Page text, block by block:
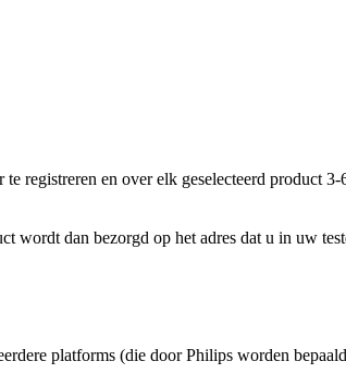
registreren en over elk geselecteerd product
wordt dan bezorgd op het adres dat u in uw
platforms (die door Philips worden